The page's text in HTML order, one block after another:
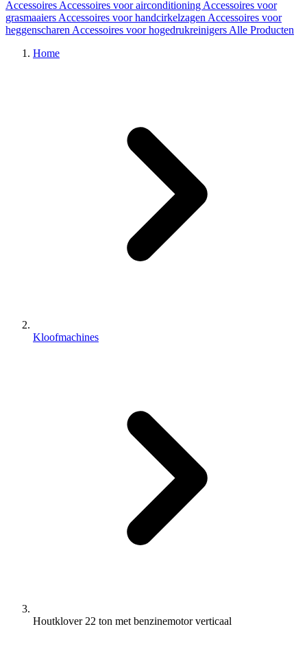
Accessoires Accessoires voor airconditioning Accessoires voor
grasmaaiers Accessoires voor handcirkelzagen Accessoires voor
heggenscharen Accessoires voor hogedrukreinigers Alle Producten
Home
Kloofmachines
Houtklover 22 ton met benzinemotor verticaal